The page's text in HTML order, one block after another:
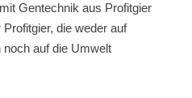
Gentechnik aus Profitgier
die weder auf
noch auf die Umwelt